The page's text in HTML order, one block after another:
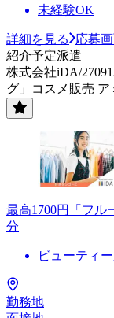
未経験OK
詳細を見る
応募
紹介予定派遣
株式会社iDA/
グ」コスメ販売 ア
最高1700円「フ
分
ビューティ
勤務地